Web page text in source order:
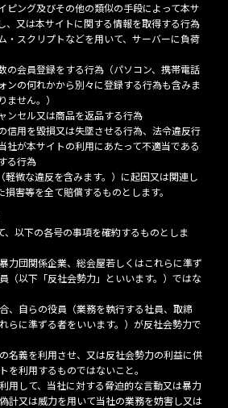
ピング及びその他の類似の手段によって本サ
、又は本サイトに関する情報を取得する行為
・スクリプトなどを用いて、サーバーに負荷
の会員登録をする行為（パソコン、携帯電話
ンの何れかから別々に登録する行為も含みま
ません。）
ンセル又は商品を返品する行為
信用を毀損又は失墜させる行為、法令違反行
社が本サイトの利用にあたって不適当である
る行為
軽微な違反を含みます。）に起因又は関連し
害等を全て賠償するものとします。
、以下の各号の事項を確約するものとしま
力団関係企業、総会屋若しくはこれらに準ず
（以下「反社会勢力」といいます。）ではな
、自らの役員（業務を執行する社員、取締
らに準ずる者をいいます。）が反社会勢力で
名義を利用させ、又は反社会勢力の利益に供
を利用するものではないこと。
用して、当社に対する脅迫的な言動又は暴力
計又は威力を用いて当社の業務を妨害し又は